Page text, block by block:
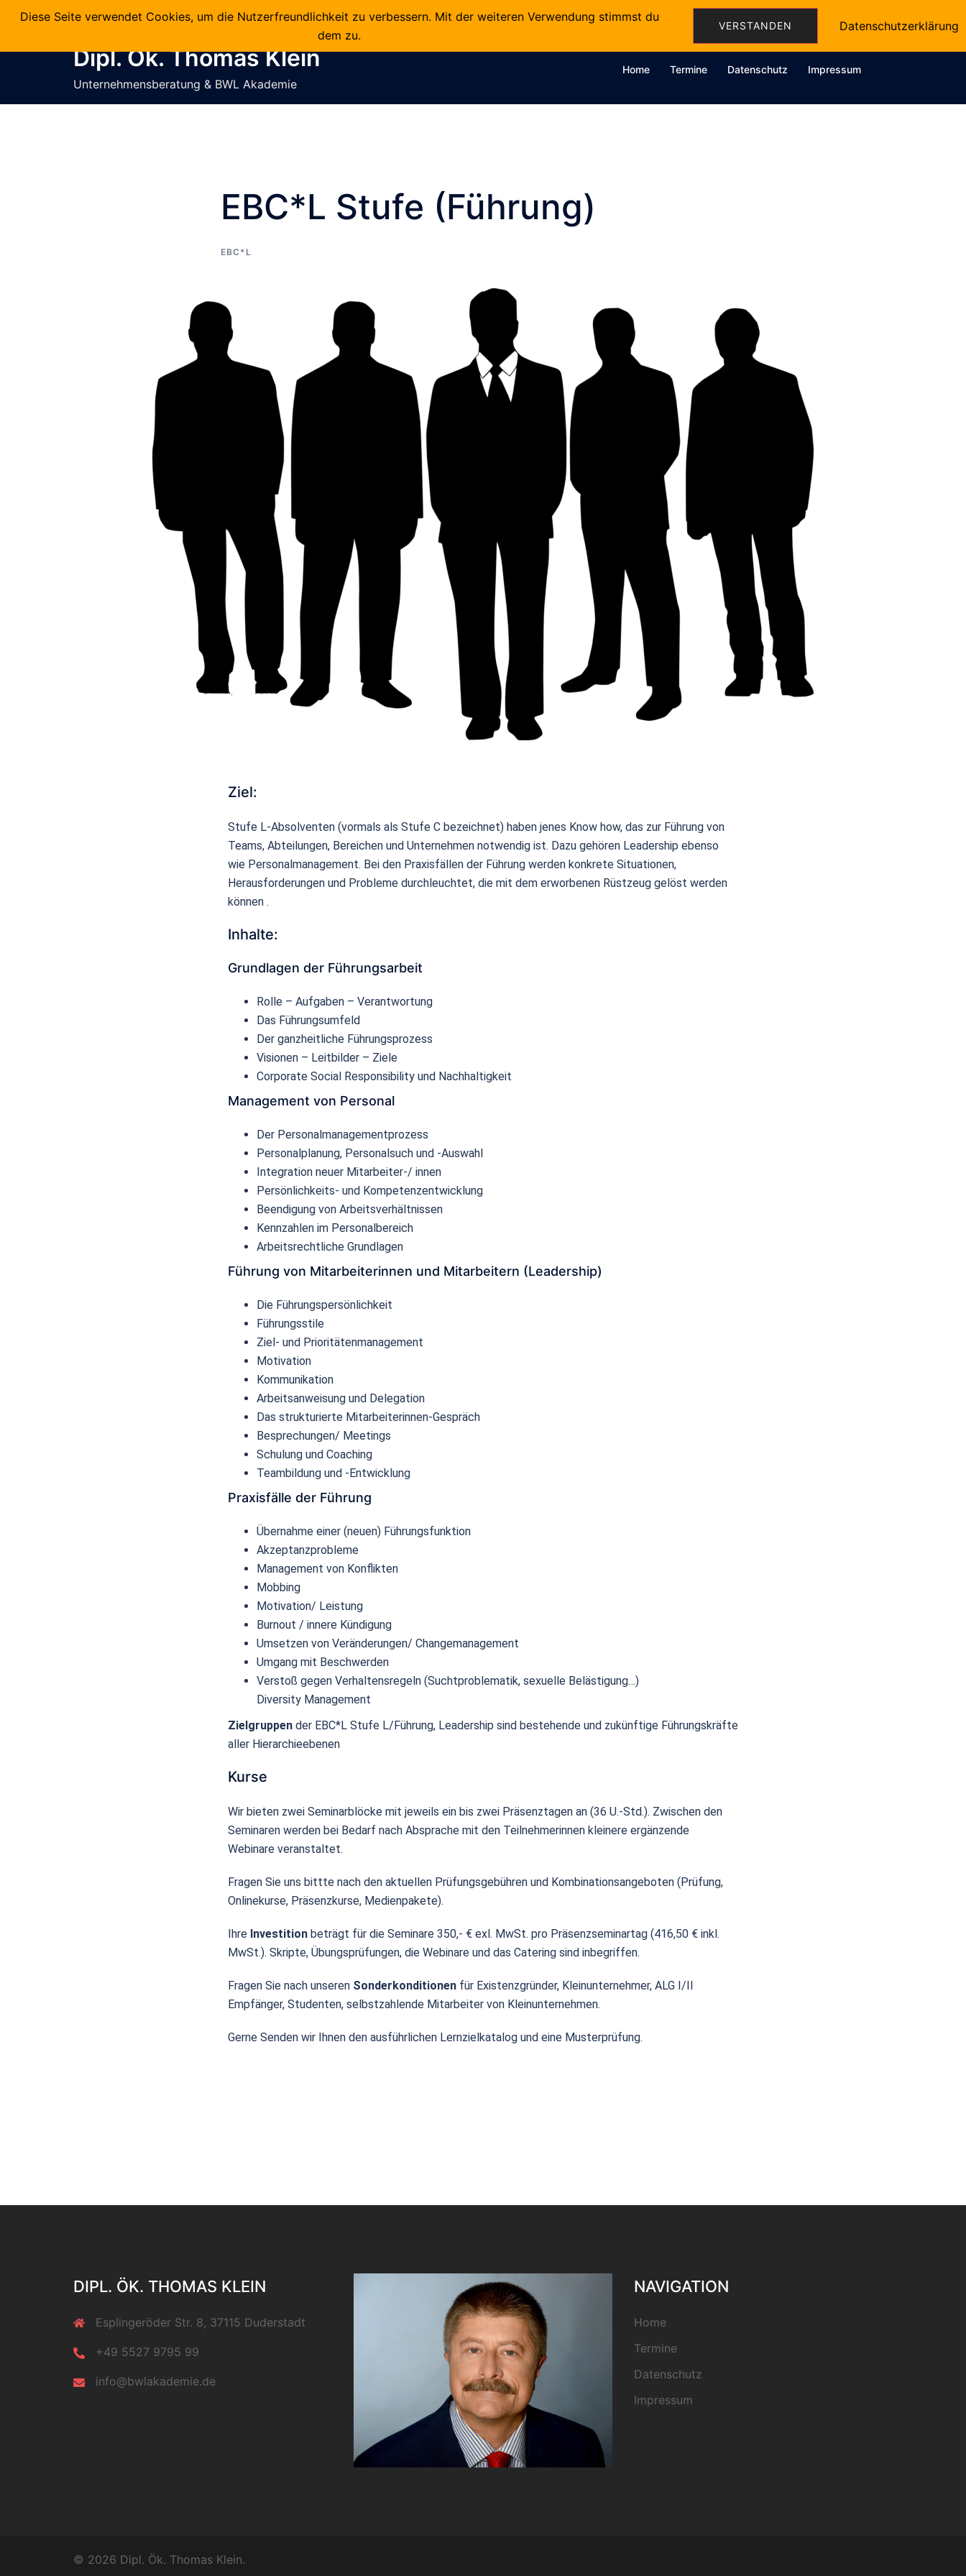
info@bwlakademie.de +49 5527 9795 99
Dipl. Ök. Thomas Klein
Unternehmensberatung & BWL Akademie
Home Termine Datenschutz Impressum
EBC*L Stufe (Führung)
EBC*L
Ziel:
Stufe L-Absolventen (vormals als Stufe C bezeichnet) haben jenes Know how, das zur Führung von
Teams, Abteilungen, Bereichen und Unternehmen notwendig ist. Dazu gehören Leadership ebenso
wie Personalmanagement. Bei den Praxisfällen der Führung werden konkrete Situationen,
Herausforderungen und Probleme durchleuchtet, die mit dem erworbenen Rüstzeug gelöst werden
können .
Inhalte:
Grundlagen der Führungsarbeit
Rolle – Aufgaben – Verantwortung
Das Führungsumfeld
Der ganzheitliche Führungsprozess
Visionen – Leitbilder – Ziele
Corporate Social Responsibility und Nachhaltigkeit
Management von Personal
Der Personalmanagementprozess
Personalplanung, Personalsuch und -Auswahl
Integration neuer Mitarbeiter-/ innen
Persönlichkeits- und Kompetenzentwicklung
Beendigung von Arbeitsverhältnissen
Kennzahlen im Personalbereich
Arbeitsrechtliche Grundlagen
Führung von Mitarbeiterinnen und Mitarbeitern (Leadership)
Die Führungspersönlichkeit
Führungsstile
Ziel- und Prioritätenmanagement
Motivation
Kommunikation
Arbeitsanweisung und Delegation
Das strukturierte Mitarbeiterinnen-Gespräch
Besprechungen/ Meetings
Schulung und Coaching
Teambildung und -Entwicklung
Praxisfälle der Führung
Übernahme einer (neuen) Führungsfunktion
Akzeptanzprobleme
Management von Konflikten
Mobbing
Motivation/ Leistung
Burnout / innere Kündigung
Umsetzen von Veränderungen/ Changemanagement
Umgang mit Beschwerden
Verstoß gegen Verhaltensregeln (Suchtproblematik, sexuelle Belästigung…)
Diversity Management
Zielgruppen der EBC*L Stufe L/Führung, Leadership sind bestehende und zukünftige Führungskräfte
aller Hierarchieebenen
Kurse
Wir bieten zwei Seminarblöcke mit jeweils ein bis zwei Präsenztagen an (36 U.-Std.). Zwischen den
Seminaren werden bei Bedarf nach Absprache mit den Teilnehmerinnen kleinere ergänzende
Webinare veranstaltet.
Fragen Sie uns bittte nach den aktuellen Prüfungsgebühren und Kombinationsangeboten (Prüfung,
Onlinekurse, Präsenzkurse, Medienpakete).
Ihre Investition beträgt für die Seminare 350,- € exl. MwSt. pro Präsenzseminartag (416,50 € inkl.
MwSt.). Skripte, Übungsprüfungen, die Webinare und das Catering sind inbegriffen.
Fragen Sie nach unseren Sonderkonditionen für Existenzgründer, Kleinunternehmer, ALG I/II
Empfänger, Studenten, selbstzahlende Mitarbeiter von Kleinunternehmen.
Gerne Senden wir Ihnen den ausführlichen Lernzielkatalog und eine Musterprüfung.
DIPL. ÖK. THOMAS KLEIN
Esplingeröder Str. 8, 37115 Duderstadt
+49 5527 9795 99
info@bwlakademie.de
NAVIGATION
Home
Termine
Datenschutz
Impressum
© 2026 Dipl. Ök. Thomas Klein.
Diese Seite verwendet Cookies, um die Nutzerfreundlichkeit zu verbessern. Mit der weiteren Verwendung stimmst du
dem zu.
VERSTANDEN Datenschutzerklärung